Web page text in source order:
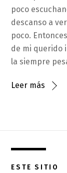
poco
descanso a
poco.
de mi querido
la siempre
Leer más
ESTE SITIO